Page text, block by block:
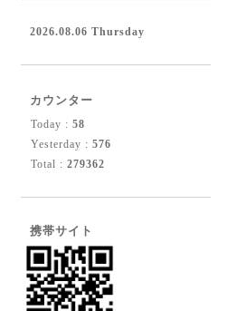
2026.08.06 Thursday
カウンター
Today : 58
Yesterday : 576
Total : 279362
携帯サイト